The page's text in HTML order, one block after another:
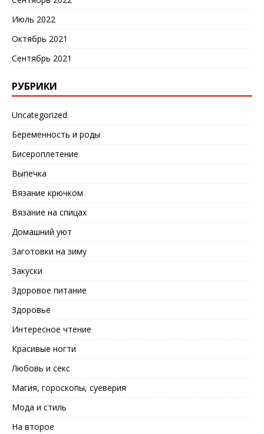
Июль 2022
Октябрь 2021
Сентябрь 2021
РУБРИКИ
Uncategorized
Беременность и роды
Бисероплетение
Выпечка
Вязание крючком
Вязание на спицах
Домашний уют
Заготовки на зиму
Закуски
Здоровое питание
Здоровье
Интересное чтение
Красивые ногти
Любовь и секс
Магия, гороскопы, суеверия
Мода и стиль
На второе